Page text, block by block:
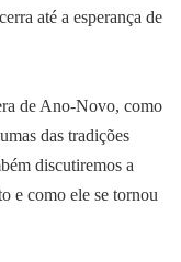
até a esperança de
de Ano-Novo, como
das tradições
discutiremos a
e como ele se tornou